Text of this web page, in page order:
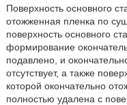
Поверхность основного
отожженная пленка по
поверхность основного
формирование
подавлено, и
отсутствует, а также
которой окончательно
полностью удалена с